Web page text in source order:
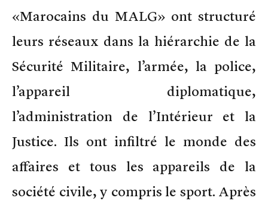
«Marocains du MALG» ont structuré
leurs réseaux dans la hiérarchie de la
Sécurité Militaire, l’armée, la police,
l’appareil diplomatique,
l’administration de l’Intérieur et la
Justice. Ils ont infiltré le monde des
affaires et tous les appareils de la
société civile, y compris le sport. Après